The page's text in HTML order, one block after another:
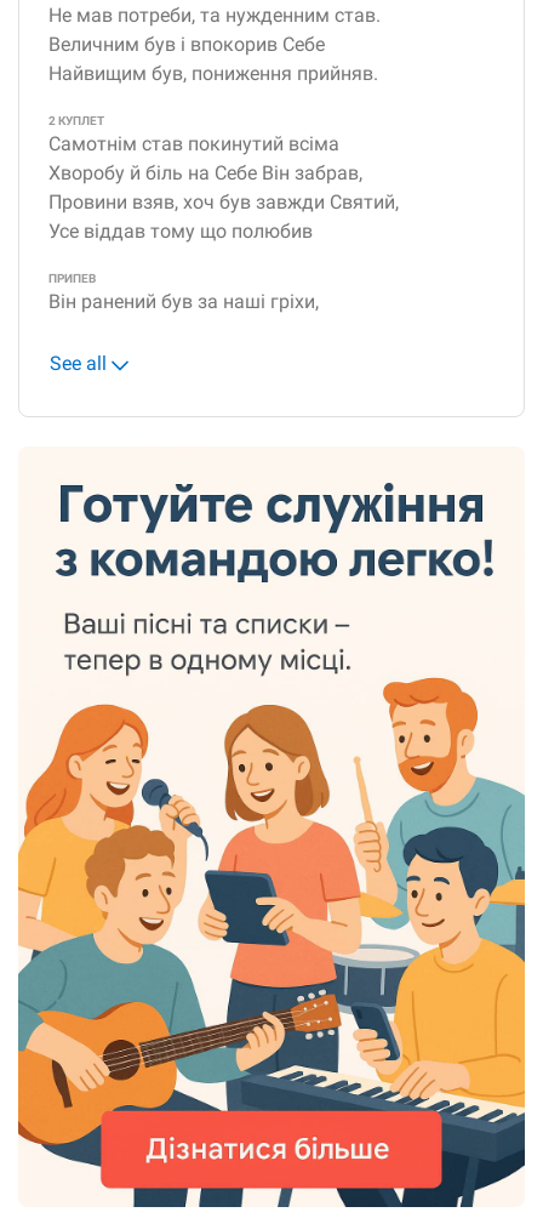
Не мав потреби, та нужденним став.
Величним був і впокорив Себе
Найвищим був, пониження прийняв.
2 КУПЛЕТ
Самотнім став покинутий всіма
Хворобу й біль на Себе Він забрав,
Провини взяв, хоч був завжди Святий,
Усе віддав тому що полюбив
ПРИПЕВ
Він ранений був за наші гріхи,
See all